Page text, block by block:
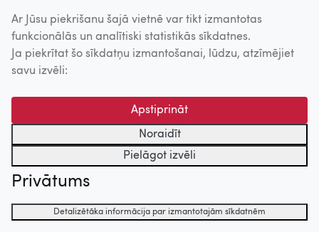
Ar Jūsu piekrišanu šajā vietnē var tikt izmantotas
funkcionālās un analītiski statistikās sīkdatnes.
Ja piekrītat šo sīkdatņu izmantošanai, lūdzu, atzīmējiet
savu izvēli:
Apstiprināt
Noraidīt
Pielāgot izvēli
Privātums
Detalizētāka informācija par izmantotajām sīkdatnēm